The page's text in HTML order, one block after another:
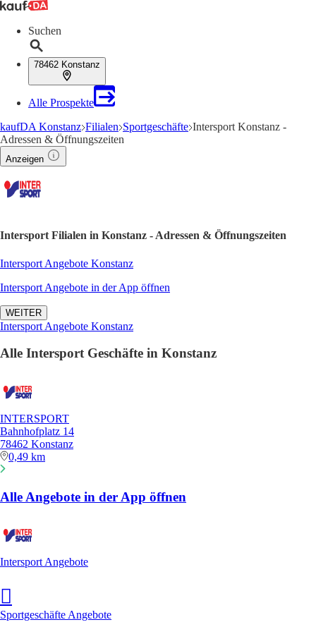
Suchen
78462 Konstanz
Alle Prospekte
kaufDA Konstanz Filialen Sportgeschäfte Intersport Konstanz -
Adressen & Öffnungszeiten
Anzeigen
Intersport Filialen in Konstanz - Adressen & Öffnungszeiten
Intersport Angebote Konstanz
Intersport Angebote in der App öffnen
WEITER
Intersport Angebote Konstanz
Alle Intersport Geschäfte in Konstanz
INTERSPORT
Bahnhofplatz 14
78462 Konstanz
0,49 km
Alle Angebote in der App öffnen
Intersport Angebote
Sportgeschäfte Angebote